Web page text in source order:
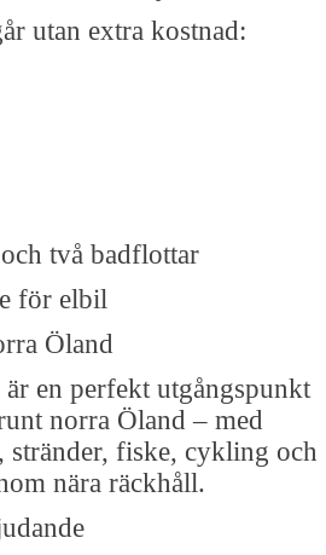
utan extra kostnad:
två badflottar
för elbil
Öland
en perfekt utgångspunkt
norra Öland – med
stränder, fiske, cykling och
nära räckhåll.